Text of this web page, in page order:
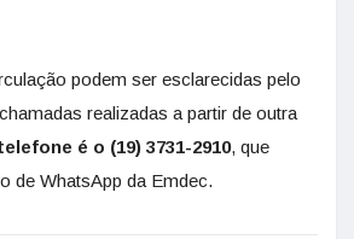
podem ser esclarecidas pelo
realizadas a partir de outra
é o (19) 3731-2910, que
de WhatsApp da Emdec.